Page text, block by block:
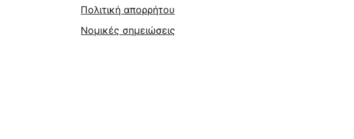
Πολιτική απορρήτου
Νομικές σημειώσεις